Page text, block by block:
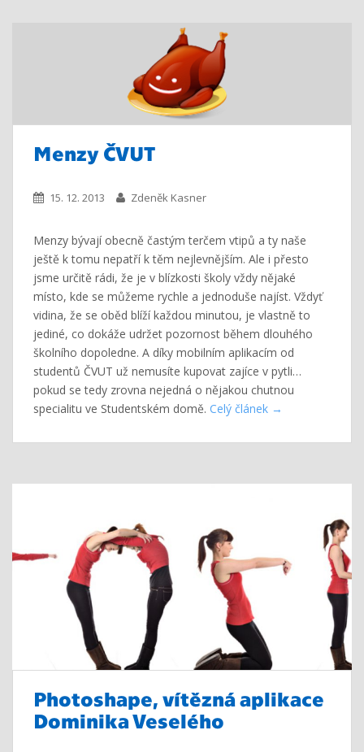
Menzy ČVUT
15. 12. 2013 Zdeněk Kasner
Menzy bývají obecně častým terčem vtipů a ty naše
ještě k tomu nepatří k těm nejlevnějším. Ale i přesto
jsme určitě rádi, že je v blízkosti školy vždy nějaké
místo, kde se můžeme rychle a jednoduše najíst. Vždyť
vidina, že se oběd blíží každou minutou, je vlastně to
jediné, co dokáže udržet pozornost během dlouhého
školního dopoledne. A díky mobilním aplikacím od
studentů ČVUT už nemusíte kupovat zajíce v pytli…
pokud se tedy zrovna nejedná o nějakou chutnou
specialitu ve Studentském domě. Celý článek
Photoshape, vítězná aplikace
Dominika Veselého